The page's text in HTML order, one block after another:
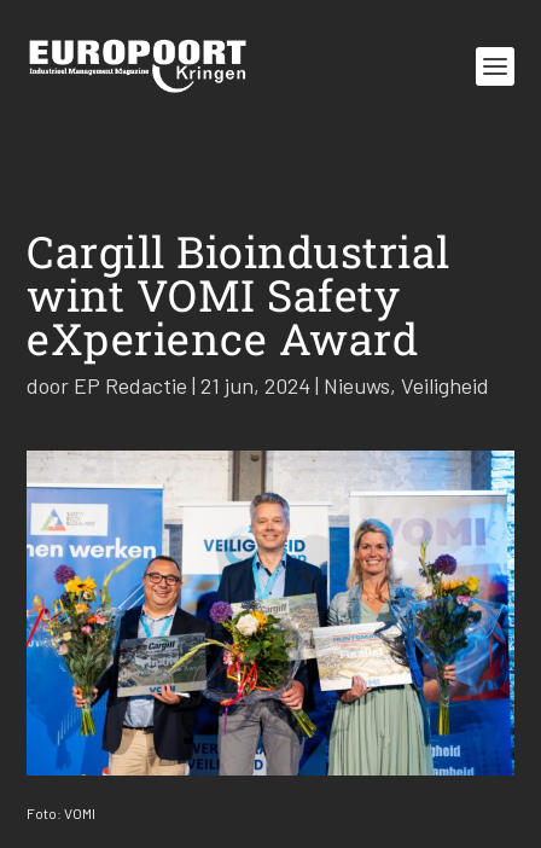
Cargill Bioindustrial
wint VOMI Safety
eXperience Award
door EP Redactie |21 jun, 2024| Nieuws,Veiligheid
Foto: VOMI